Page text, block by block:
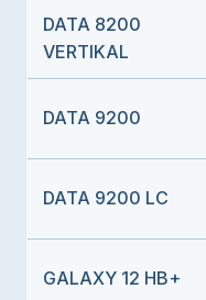
DATA 8200
VERTIKAL
DATA 9200
DATA 9200 LC
GALAXY 12 HB+